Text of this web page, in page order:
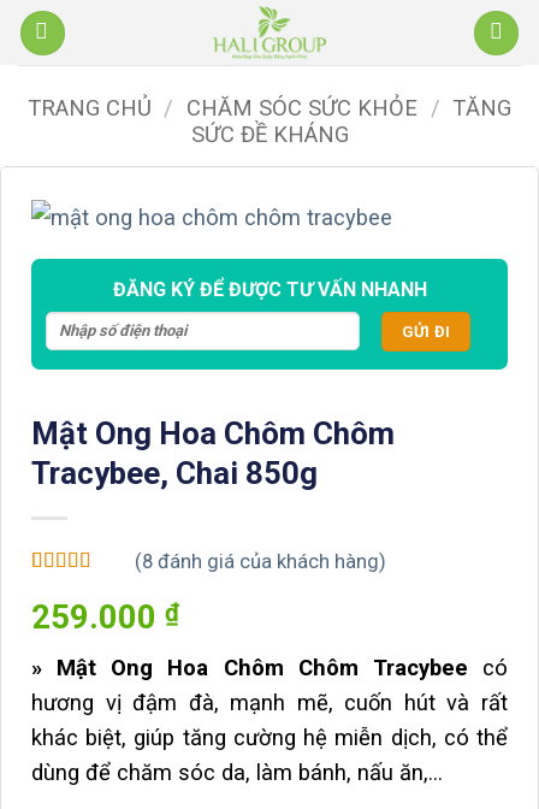
Bỏ
qua
dung
TRANG CHỦ / CHĂM SÓC SỨC KHỎE / TĂNG
SỨC ĐỀ KHÁNG
ĐĂNG KÝ ĐỂ ĐƯỢC TƯ VẤN NHANH
Mật Ong Hoa Chôm Chôm
Tracybee, Chai 850g
trênđánh
giá
(8đánh giá của khách hàng)
259.000 ₫
» Mật Ong Hoa Chôm Chôm Tracybee có
hương vị đậm đà, mạnh mẽ, cuốn hút và rất
khác biệt, giúp tăng cường hệ miễn dịch, có thể
dùng để chăm sóc da, làm bánh, nấu ăn,…